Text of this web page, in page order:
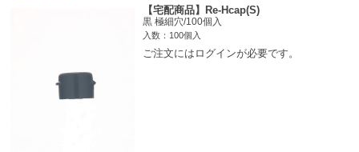
【宅配商品】Re-Hcap(S)
黒 極細穴/100個入
入数：100個入
ご注文にはログインが必要です。